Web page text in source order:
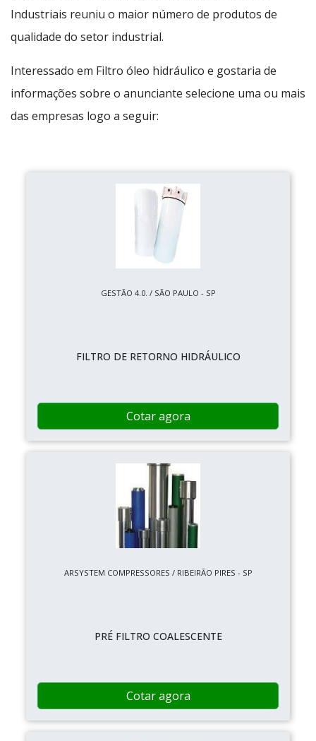
Industriais reuniu o maior número de produtos de
qualidade do setor industrial.
Interessado em Filtro óleo hidráulico e gostaria de
informações sobre o anunciante selecione uma ou mais
das empresas logo a seguir:
GESTÃO 4.0. / SÃO PAULO - SP
FILTRO DE RETORNO HIDRÁULICO
Cotar agora
ARSYSTEM COMPRESSORES / RIBEIRÃO PIRES - SP
PRÉ FILTRO COALESCENTE
Cotar agora